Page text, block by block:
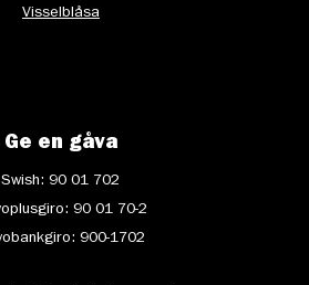
Visselblåsa
Ge en gåva
Swish: 90 01 702
90 01 70-2
900-1702